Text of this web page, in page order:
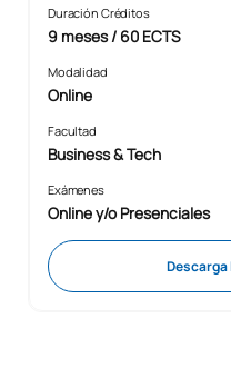
Duración Créditos
9 meses / 60 ECTS
Modalidad
Online
Facultad
Business & Tech
Exámenes
Online y/o Presenciales